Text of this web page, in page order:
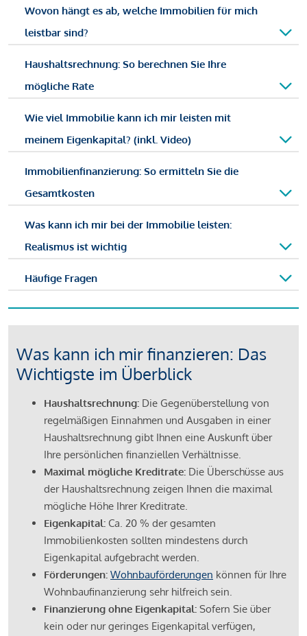
Wovon hängt es ab, welche Immobilien für mich
leistbar sind?
Haushaltsrechnung: So berechnen Sie Ihre
mögliche Rate
Wie viel Immobilie kann ich mir leisten mit
meinem Eigenkapital? (inkl. Video)
Immobilienfinanzierung: So ermitteln Sie die
Gesamtkosten
Was kann ich mir bei der Immobilie leisten:
Realismus ist wichtig
Häufige Fragen
Was kann ich mir finanzieren: Das
Wichtigste im Überblick
Haushaltsrechnung: Die Gegenüberstellung von
regelmäßigen Einnahmen und Ausgaben in einer
Haushaltsrechnung gibt Ihnen eine Auskunft über
Ihre persönlichen finanziellen Verhältnisse.
Maximal mögliche Kreditrate: Die Überschüsse aus
der Haushaltsrechnung zeigen Ihnen die maximal
mögliche Höhe Ihrer Kreditrate.
Eigenkapital: Ca. 20 % der gesamten
Immobilienkosten sollten mindestens durch
Eigenkapital aufgebracht werden.
Förderungen: Wohnbauförderungen können für Ihre
Wohnbaufinanzierung sehr hilfreich sein.
Finanzierung ohne Eigenkapital: Sofern Sie über
kein oder nur geringes Eigenkapital verfügen,